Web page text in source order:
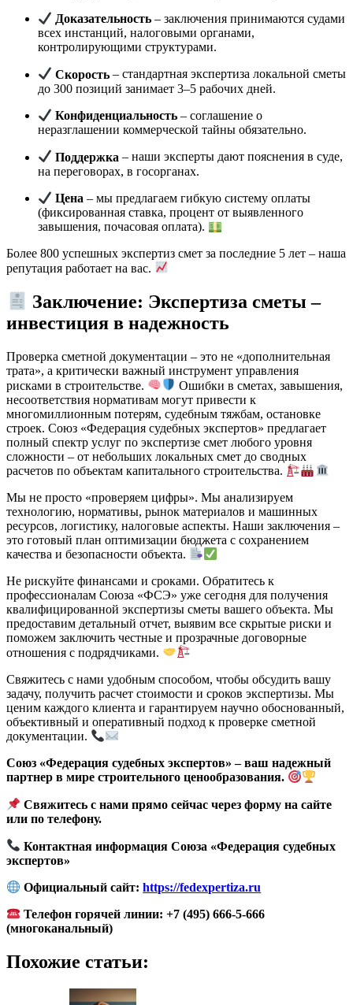
Доказательность – заключения принимаются судами
всех инстанций, налоговыми органами,
контролирующими структурами.
Скорость – стандартная экспертиза локальной сметы
до 300 позиций занимает 3–5 рабочих дней.
Конфиденциальность – соглашение о
неразглашении коммерческой тайны обязательно.
Поддержка – наши эксперты дают пояснения в суде,
на переговорах, в госорганах.
Цена – мы предлагаем гибкую систему оплаты
(фиксированная ставка, процент от выявленного
завышения, почасовая оплата).
Более 800 успешных экспертиз смет за последние 5 лет – наша
репутация работает на вас.
Заключение: Экспертиза сметы –
инвестиция в надежность
Проверка сметной документации – это не «дополнительная
трата», а критически важный инструмент управления
рисками в строительстве.
Ошибки в сметах, завышения,
несоответствия нормативам могут привести к
многомиллионным потерям, судебным тяжбам, остановке
строек. Союз «Федерация судебных экспертов» предлагает
полный спектр услуг по экспертизе смет любого уровня
сложности – от небольших локальных смет до сводных
расчетов по объектам капитального строительства.
Мы не просто «проверяем цифры». Мы анализируем
технологию, нормативы, рынок материалов и машинных
ресурсов, логистику, налоговые аспекты. Наши заключения –
это готовый план оптимизации бюджета с сохранением
качества и безопасности объекта.
Не рискуйте финансами и сроками. Обратитесь к
профессионалам Союза «ФСЭ» уже сегодня для получения
квалифицированной экспертизы сметы вашего объекта. Мы
предоставим детальный отчет, выявим все скрытые риски и
поможем заключить честные и прозрачные договорные
отношения с подрядчиками.
Свяжитесь с нами удобным способом, чтобы обсудить вашу
задачу, получить расчет стоимости и сроков экспертизы. Мы
ценим каждого клиента и гарантируем научно обоснованный,
объективный и оперативный подход к проверке сметной
документации.
Союз «Федерация судебных экспертов» – ваш надежный
партнер в мире строительного ценообразования.
Свяжитесь с нами прямо сейчас через форму на сайте
или по телефону.
Контактная информация Союза «Федерация судебных
экспертов»
Официальный сайт: https://fedexpertiza.ru
Телефон горячей линии: +7 (495) 666-5-666
(многоканальный)
Похожие статьи: